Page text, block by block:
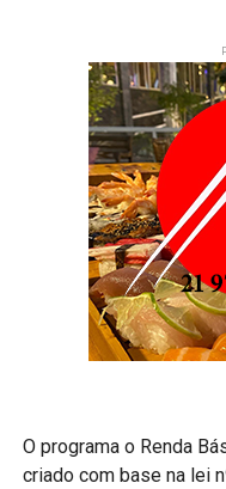
O programa o Renda
criado com base na lei